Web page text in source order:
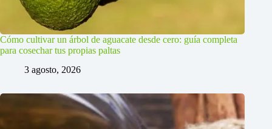
Cómo cultivar un árbol de aguacate desde cero: guía completa
para cosechar tus propias paltas
3 agosto, 2026